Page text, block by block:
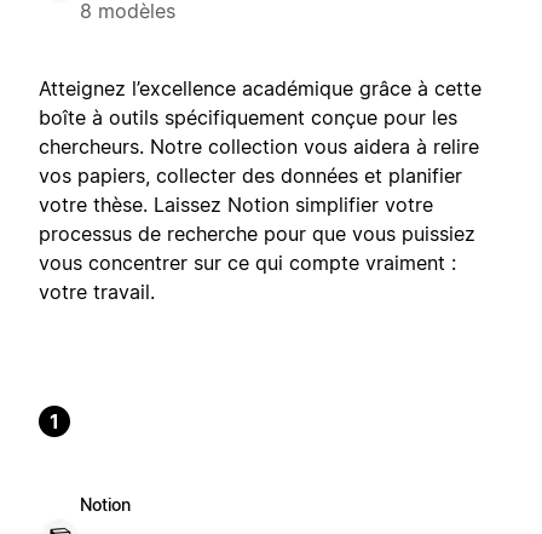
8 modèles
Atteignez l’excellence académique grâce à cette
boîte à outils spécifiquement conçue pour les
chercheurs. Notre collection vous aidera à relire
vos papiers, collecter des données et planifier
votre thèse. Laissez Notion simplifier votre
processus de recherche pour que vous puissiez
vous concentrer sur ce qui compte vraiment :
votre travail.
1
Notion